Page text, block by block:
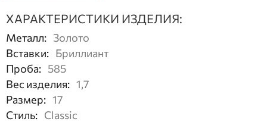
ХАРАКТЕРИСТИКИ ИЗДЕЛИЯ:
Металл: Золото
Вставки: Бриллиант
Проба: 585
Вес изделия: 1,7
Размер: 17
Стиль: Classic